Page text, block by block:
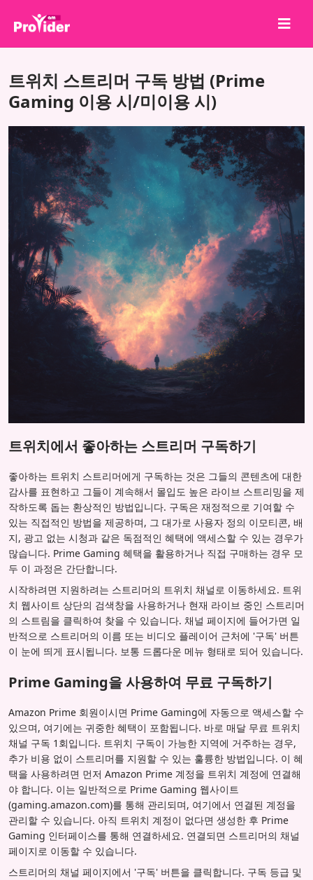
회사 소개
회원가입
서비스
API
이용약관
블로그
트위치 스트리머 구독 방법 (Prime
Gaming 이용 시/미이용 시)
트위치에서 좋아하는 스트리머 구독하기
좋아하는 트위치 스트리머에게 구독하는 것은 그들의 콘텐츠에 대한
감사를 표현하고 그들이 계속해서 몰입도 높은 라이브 스트리밍을 제
작하도록 돕는 환상적인 방법입니다. 구독은 재정적으로 기여할 수
있는 직접적인 방법을 제공하며, 그 대가로 사용자 정의 이모티콘, 배
지, 광고 없는 시청과 같은 독점적인 혜택에 액세스할 수 있는 경우가
많습니다. Prime Gaming 혜택을 활용하거나 직접 구매하는 경우 모
두 이 과정은 간단합니다.
시작하려면 지원하려는 스트리머의 트위치 채널로 이동하세요. 트위
치 웹사이트 상단의 검색창을 사용하거나 현재 라이브 중인 스트리머
의 스트림을 클릭하여 찾을 수 있습니다. 채널 페이지에 들어가면 일
반적으로 스트리머의 이름 또는 비디오 플레이어 근처에 '구독' 버튼
이 눈에 띄게 표시됩니다. 보통 드롭다운 메뉴 형태로 되어 있습니다.
Prime Gaming을 사용하여 무료 구독하기
Amazon Prime 회원이시면 Prime Gaming에 자동으로 액세스할 수
있으며, 여기에는 귀중한 혜택이 포함됩니다. 바로 매달 무료 트위치
채널 구독 1회입니다. 트위치 구독이 가능한 지역에 거주하는 경우,
추가 비용 없이 스트리머를 지원할 수 있는 훌륭한 방법입니다. 이 혜
택을 사용하려면 먼저 Amazon Prime 계정을 트위치 계정에 연결해
야 합니다. 이는 일반적으로 Prime Gaming 웹사이트
(gaming.amazon.com)를 통해 관리되며, 여기에서 연결된 계정을
관리할 수 있습니다. 아직 트위치 계정이 없다면 생성한 후 Prime
Gaming 인터페이스를 통해 연결하세요. 연결되면 스트리머의 채널
페이지로 이동할 수 있습니다.
스트리머의 채널 페이지에서 '구독' 버튼을 클릭합니다. 구독 등급 및